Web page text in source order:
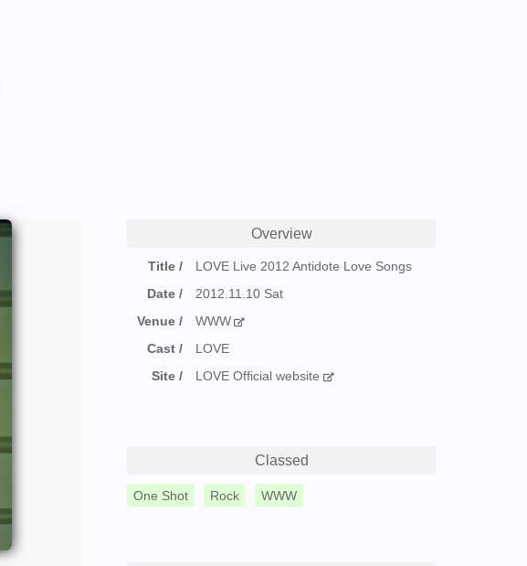
Overview
Title
LOVE Live 2012 Antidote Love Songs
Date
2012.11.10 Sat
Venue
WWW
Cast
LOVE
Site
LOVE Official website
Classed
One Shot Rock WWW